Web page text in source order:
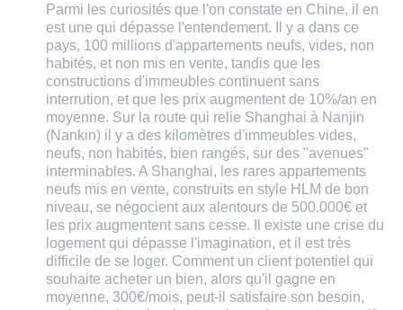
Parmi les curiosités que l'on constate en Chine, il en
est une qui dépasse l'entendement. Il y a dans ce
pays, 100 millions d'appartements neufs, vides, non
habités, et non mis en vente, tandis que les
constructions d'immeubles continuent sans
interrution, et que les prix augmentent de 10%/an en
moyenne. Sur la route qui relie Shanghai à Nanjin
(Nankin) il y a des kilomètres d'immeubles vides,
neufs, non habités, bien rangés, sur des "avenues"
interminables. A Shanghai, les rares appartements
neufs mis en vente, construits en style HLM de bon
niveau, se négocient aux alentours de 500.000€ et
les prix augmentent sans cesse. Il existe une crise du
logement qui dépasse l'imagination, et il est très
difficile de se loger. Comment un client potentiel qui
souhaite acheter un bien, alors qu'il gagne en
moyenne, 300€/mois, peut-il satisfaire son besoin,